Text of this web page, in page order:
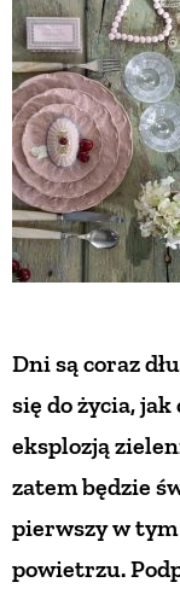
Dni są coraz
się do życia,
eksplozją
zatem będzie
pierwszy w
powietrzu.